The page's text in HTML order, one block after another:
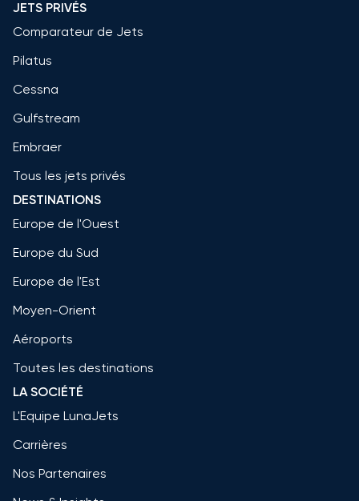
JETS PRIVÉS
Comparateur de Jets
Pilatus
Cessna
Gulfstream
Embraer
Tous les jets privés
DESTINATIONS
Europe de l'Ouest
Europe du Sud
Europe de l'Est
Moyen-Orient
Aéroports
Toutes les destinations
LA SOCIÉTÉ
L'Equipe LunaJets
Carrières
Nos Partenaires